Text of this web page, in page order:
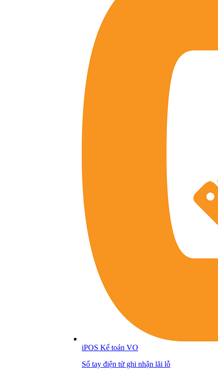
iPOS Kế toán VO
Sổ tay điện tử ghi nhận lãi lỗ